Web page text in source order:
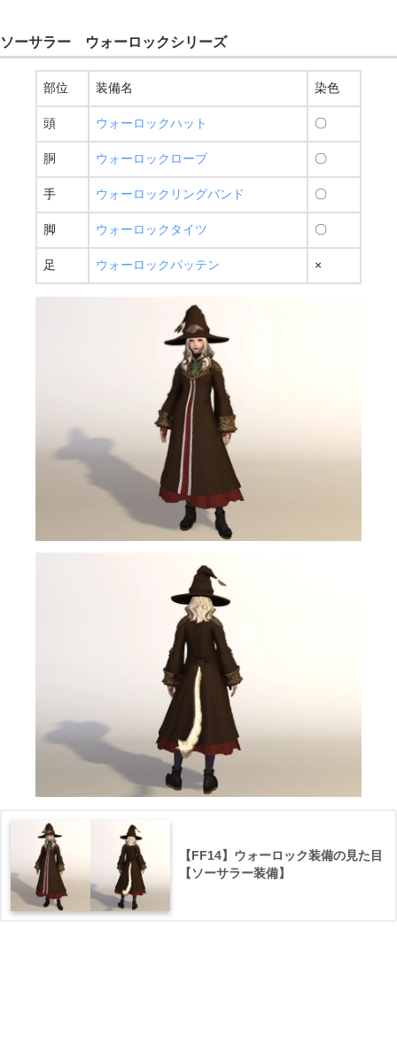
ソーサラー ウォーロックシリーズ
部位 装備名 染色
頭 ウォーロックハット 〇
胴 ウォーロックローブ 〇
手 ウォーロックリングバンド 〇
脚 ウォーロックタイツ 〇
足 ウォーロックパッテン ×
【FF14】ウォーロック装備の見た目
【ソーサラー装備】